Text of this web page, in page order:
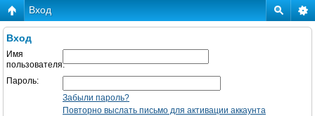
Вход
Вход
Имя
пользователя:
Пароль:
Забыли пароль?
Повторно выслать письмо для активации аккаунта